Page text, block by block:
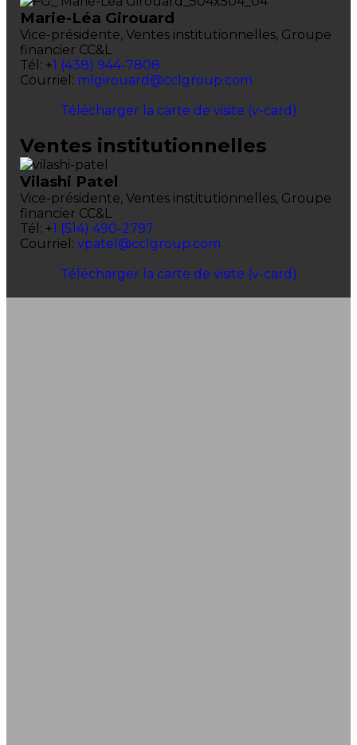
Marie-Léa Girouard
Vice-présidente, Ventes institutionnelles, Groupe
financier CC&L
Tél: +1 (438) 944-7808
Courriel: mlgirouard@cclgroup.com
Télécharger la carte de visite (v-card)
Ventes institutionnelles
Vilashi Patel
Vice-présidente, Ventes institutionnelles, Groupe
financier CC&L
Tél: +1 (514) 490-2797
Courriel:vpatel@cclgroup.com
Télécharger la carte de visite (v-card)